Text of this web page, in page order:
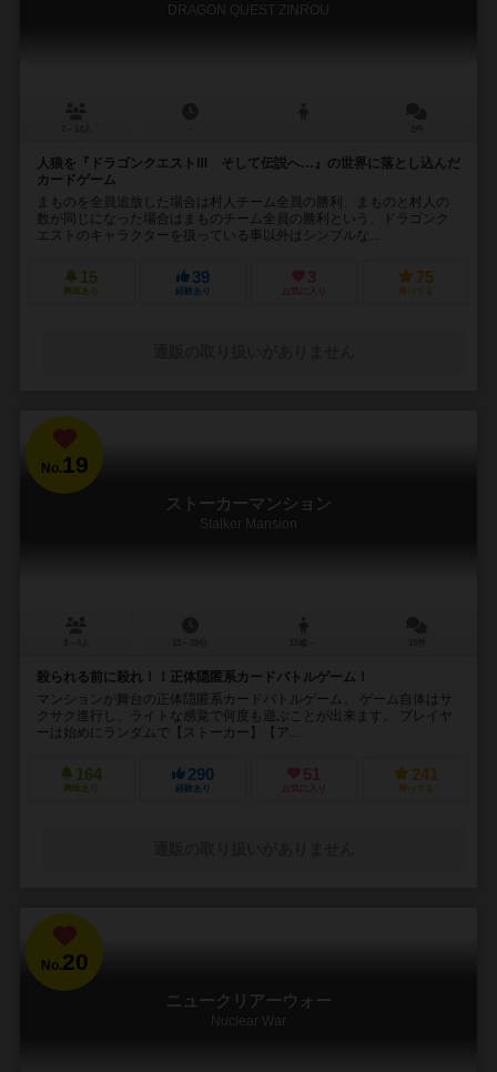
DRAGON QUEST ZINROU
人狼を『ドラゴンクエストⅢ そして伝説へ…』の世界に落とし込んだ
カードゲーム
まものを全員追放した場合は村人チーム全員の勝利、まものと村人の
数が同じになった場合はまものチーム全員の勝利という、ドラゴンク
エストのキャラクターを扱っている事以外はシンプルな...
15
興味あり
39
経験あり
3
お気に入り
75
持ってる
No.19
ストーカーマンション
Stalker Mansion
殺られる前に殺れ！！正体隠匿系カードバトルゲーム！
マンションが舞台の正体隠匿系カードバトルゲーム。 ゲーム自体はサ
クサク進行し、ライトな感覚で何度も遊ぶことが出来ます。 プレイヤ
ーは始めにランダムで【ストーカー】【ア...
164
興味あり
290
経験あり
51
お気に入り
241
持ってる
No.20
ニュークリアーウォー
Nuclear War